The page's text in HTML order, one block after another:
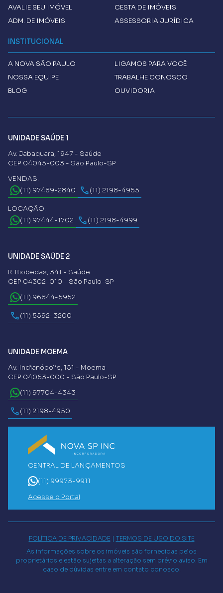
AVALIE SEU IMÓVEL
ADM. DE IMÓVEIS
CESTA DE IMÓVEIS
ASSESSORIA JURÍDICA
INSTITUCIONAL
A NOVA SÃO PAULO
NOSSA EQUIPE
BLOG
LIGAMOS PARA VOCÊ
TRABALHE CONOSCO
OUVIDORIA
UNIDADE SAÚDE 1
Av. Jabaquara, 1947 - Saúde
CEP 04045-003 - São Paulo-SP
VENDAS:
(11) 97489-2840
(11) 2198-4955
LOCAÇÃO:
(11) 97444-1702
(11) 2198-4999
UNIDADE SAÚDE 2
R. Biobedas, 341 - Saúde
CEP 04302-010 - São Paulo-SP
(11) 96844-5952
(11) 5592-3200
UNIDADE MOEMA
Av. Indianópolis, 151 - Moema
CEP 04063-000 - São Paulo-SP
(11) 97704-4343
(11) 2198-4950
CENTRAL DE LANÇAMENTOS
(11) 99973-9911
Acesse o Portal
POLÍTICA DE PRIVACIDADE | TERMOS DE USO DO SITE
As informações sobre os imóveis são fornecidas pelos
proprietários e estão sujeitas a alteração sem prévio aviso. Em
caso de dúvidas entre em contato conosco.